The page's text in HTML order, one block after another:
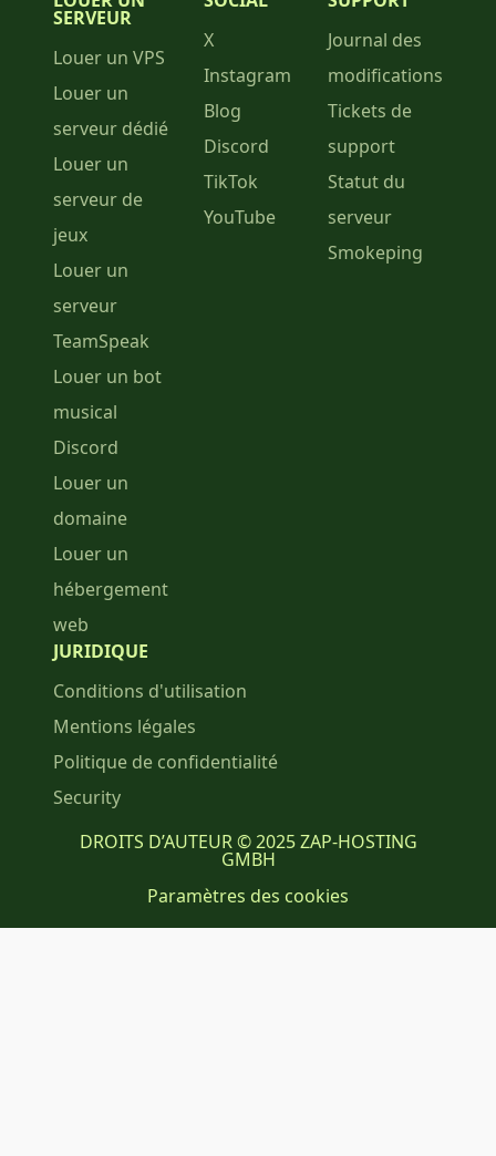
SERVEUR
Louer un VPS
Louer un
serveur dédié
Louer un
serveur de
jeux
Louer un
serveur
TeamSpeak
Louer un bot
musical
Discord
Louer un
domaine
Louer un
hébergement
web
X
Instagram
Blog
Discord
TikTok
YouTube
Journal des
modifications
Tickets de
support
Statut du
serveur
Smokeping
JURIDIQUE
Conditions d'utilisation
Mentions légales
Politique de confidentialité
Security
DROITS D’AUTEUR © 2025 ZAP-HOSTING
GMBH
Paramètres des cookies